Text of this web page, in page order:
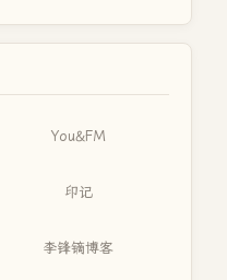
You&FM
印记
李锋镝博客